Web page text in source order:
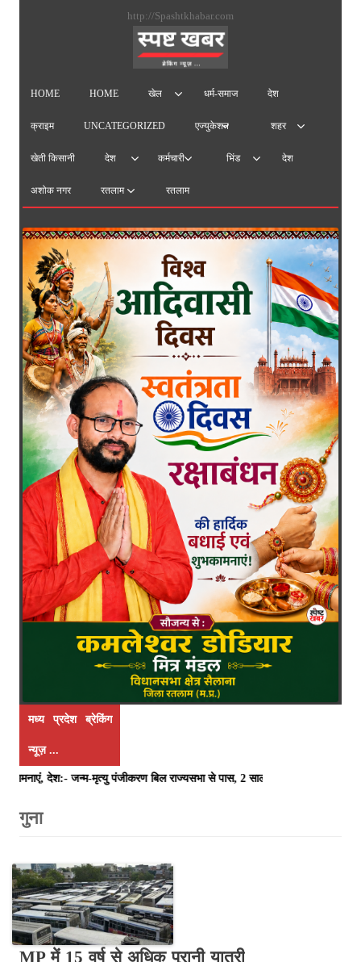
http://Spashtkhabar.com
HOME HOME खेल धर्म-समाज देश
क्राइम UNCATEGORIZED एज्युकेशन शहर
खेती किसानी देश कर्मचारी भिंड देश
अशोक नगर रतलाम रतलाम
मध्य प्रदेश ब्रेकिंग
न्यूज़ ...
जन्म-मृत्यु पंजीकरण बिल राज्यसभा से पास, 2 साल की देरी पर अब कोर्ट के आदेश
MP में 15 वर्ष से अधिक पुरानी यात्री